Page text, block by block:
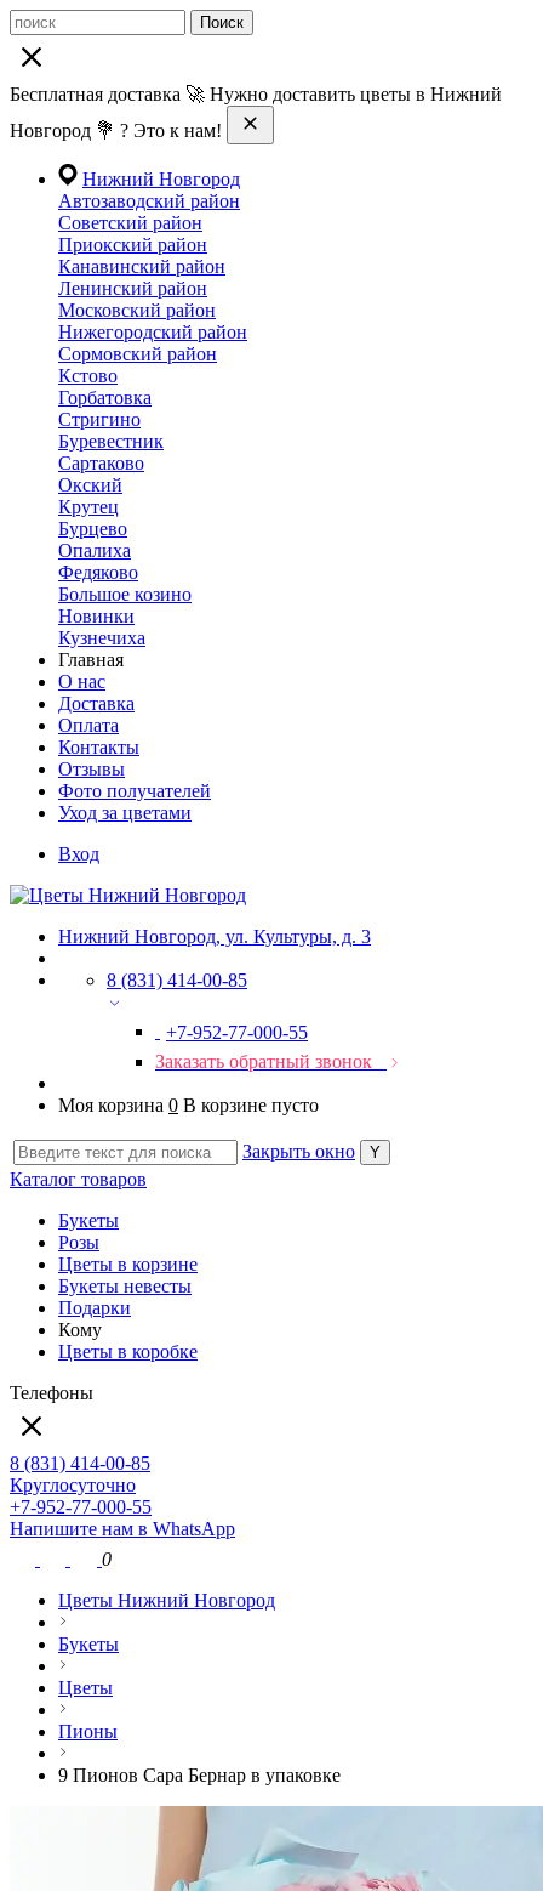
Поиск
Бесплатная доставка 🚀 Нужно доставить цветы в Нижний
Новгород 💐 ? Это к нам!
Нижний Новгород
Автозаводский район
Советский район
Приокский район
Канавинский район
Ленинский район
Московский район
Нижегородский район
Сормовский район
Кстово
Горбатовка
Стригино
Буревестник
Сартаково
Окский
Крутец
Бурцево
Опалиха
Федяково
Большое козино
Новинки
Кузнечиха
Главная
О нас
Доставка
Оплата
Контакты
Отзывы
Фото получателей
Уход за цветами
Вход
Нижний Новгород, ул. Культуры, д. 3
8 (831) 414-00-85
+7-952-77-000-55
Заказать обратный звонок
Моя корзина 0 В корзине пусто
Закрыть окно
Каталог товаров
Букеты
Розы
Цветы в корзине
Букеты невесты
Подарки
Кому
Цветы в коробке
Телефоны
8 (831) 414-00-85
Круглосуточно
+7-952-77-000-55
Напишите нам в WhatsApp
0
Цветы Нижний Новгород
Букеты
Цветы
Пионы
9 Пионов Сара Бернар в упаковке